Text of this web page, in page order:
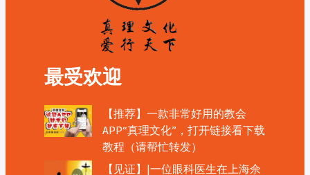
最受欢迎
【推荐】一款非常好用的教会
APP“真理文化”，打开链接看下载
教程（请帮忙转发）
【见证】|一位眼科医生在上海佘